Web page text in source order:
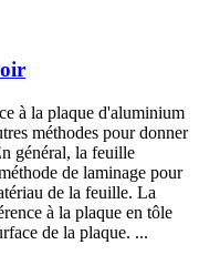
à la plaque d'aluminium
méthodes pour donner
général, la feuille
de laminage pour
de la feuille. La
à la plaque en tôle
de la plaque. ...